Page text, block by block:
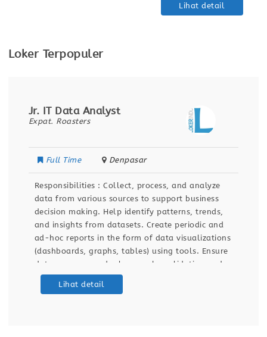
Lihat detail
Loker Terpopuler
Jr. IT Data Analyst
Expat. Roasters
Full Time Denpasar
Responsibilities : Collect, process, and analyze
data from various sources to support business
decision making. Help identify patterns, trends,
and insights from datasets. Create periodic and
ad-hoc reports in the form of data visualizations
(dashboards, graphs, tables) using tools. Ensure
data accuracy and relevance by validating and
maintaining databases and dashboards. Support
ETL (Extract, Transform, Load) processes for data
Lihat detail